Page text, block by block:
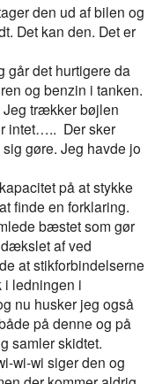
den ud af bilen og
Det kan den. Det er
det hurtigere da
og benzin i tanken.
Jeg trækker bøjlen
intet….. Der sker
gøre. Jeg havde jo
på at stykke
finde en forklaring.
bæstet som gør
af ved
at stikforbindelserne
i ledningen i
nu husker jeg også
på denne og på
samler skidtet.
wi-wi siger den og